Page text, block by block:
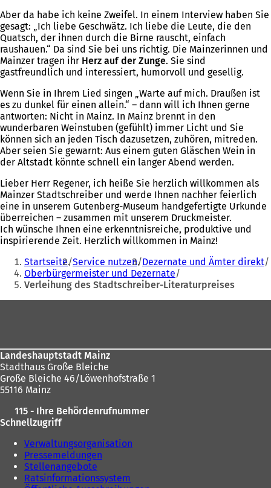
Aber da habe ich keine Zweifel. In einem Interview haben Sie
gesagt: „Ich liebe Geschwätz. Ich liebe die Leute, die den
Quatsch, der ihnen durch die Birne rauscht, einfach
raushauen.“ Da sind Sie bei uns richtig. Die Mainzerinnen und
Mainzer tragen ihr Herz auf der Zunge. Sie sind
gastfreundlich und interessiert, humorvoll und gesellig.
Wenn Sie in Ihrem Lied singen „Warte auf mich. Draußen ist
es zu dunkel für einen allein.“ – dann will ich Ihnen gerne
antworten: Nicht in Mainz. In Mainz brennt in den
wunderbaren Weinstuben (gefühlt) immer Licht und Sie
können sich an jeden Tisch dazusetzen, zuhören, mitreden.
Aber seien Sie gewarnt: Aus einem guten Gläschen Wein in
der Altstadt könnte schnell ein langer Abend werden.
Lieber Herr Regener, ich heiße Sie herzlich willkommen als
Mainzer Stadtschreiber und werde Ihnen nachher feierlich
eine in unserem Gutenberg-Museum handgefertigte Urkunde
überreichen – zusammen mit unserem Druckmeister.
Ich wünsche Ihnen eine erkenntnisreiche, produktive und
inspirierende Zeit. Herzlich willkommen in Mainz!
Sie
befinden
sich
hier:
Startseite Service nutzen Dezernate und Ämter direkt
Oberbürgermeister und Dezernate
Verleihung des Stadtschreiber-Literaturpreises
Landeshauptstadt Mainz
Stadthaus Große Bleiche
Große Bleiche 46/Löwenhofstraße 1
55116 Mainz
115 - Ihre Behördenrufnummer
Schnellzugriff
Verwaltungsorganisation
Pressemeldungen
Stellenangebote
Ratsinformationssystem